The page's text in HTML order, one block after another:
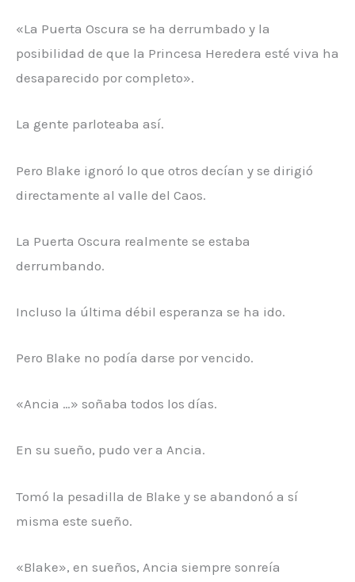
«La Puerta Oscura se ha derrumbado y la
posibilidad de que la Princesa Heredera esté viva ha
desaparecido por completo».
La gente parloteaba así.
Pero Blake ignoró lo que otros decían y se dirigió
directamente al valle del Caos.
La Puerta Oscura realmente se estaba
derrumbando.
Incluso la última débil esperanza se ha ido.
Pero Blake no podía darse por vencido.
«Ancia …» soñaba todos los días.
En su sueño, pudo ver a Ancia.
Tomó la pesadilla de Blake y se abandonó a sí
misma este sueño.
«Blake», en sueños, Ancia siempre sonreía